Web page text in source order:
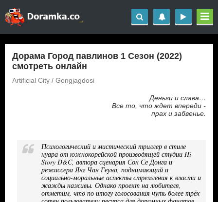
Дорама Город павлинов 1 Сезон (2022)
смотреть онлайн
Artificial City / Gongjagdosi
Деньги и слава…
Все то, что ждет впереди -
прах и забвенье.
Психологический и мистический триллер в стиле
нуара от южнокорейской производящей студии Hi-
Story D&C, автора сценария Сон Се Донга и
режиссера Янг Чан Геуна, поднимающий и
социально-моральные аспекты стремления к власти и
жажды наживы. Однако проект на любителя,
отметим, что по итогу голосования чуть более трёх